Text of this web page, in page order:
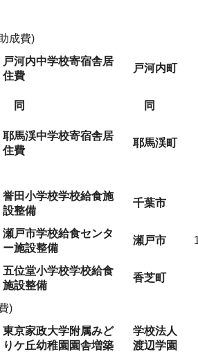
成費)
戸河内中学校寄宿舎居
住費
戸河内町
同 同
耶馬渓中学校寄宿舎居
住費
耶馬渓町
誉田小学校学校給食施
設整備
千葉市
瀬戸市学校給食センタ
ー施設整備
瀬戸市
五位堂小学校学校給食
施設整備
香芝町
)
東京家政大学附属みど
りケ丘幼稚園園舎増築
学校法人
渡辺学園